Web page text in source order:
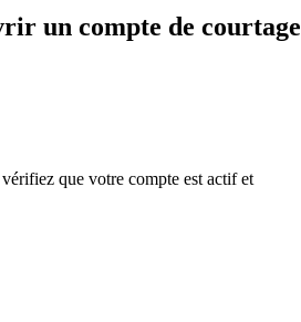
un compte de courtage
que votre compte est actif et